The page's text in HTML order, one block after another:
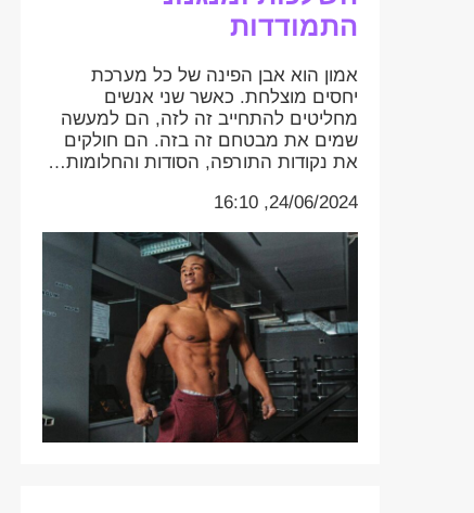
התמודדות
אמון הוא אבן הפינה של כל מערכת
יחסים מוצלחת. כאשר שני אנשים
מחליטים להתחייב זה לזה, הם למעשה
שמים את מבטחם זה בזה. הם חולקים
את נקודות התורפה, הסודות והחלומות…
24/06/2024, 16:10